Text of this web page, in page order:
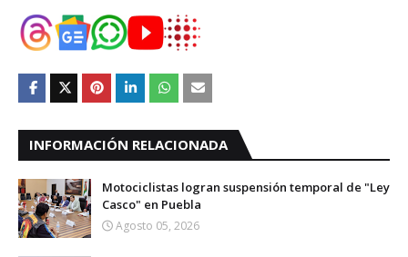
INFORMACIÓN RELACIONADA
Motociclistas logran suspensión temporal de "Ley
Casco" en Puebla
Agosto 05, 2026